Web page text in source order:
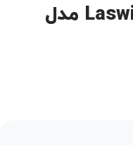
پمپ تصفیه استخر Laswim مدل